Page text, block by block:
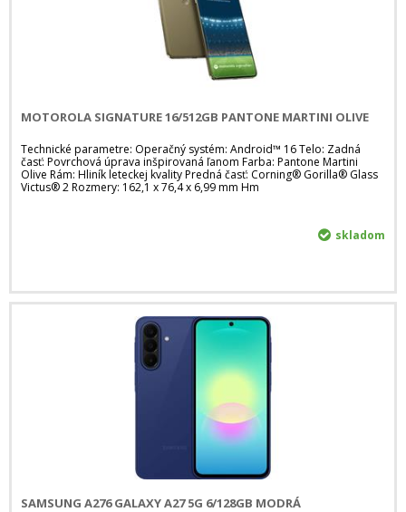
MOTOROLA SIGNATURE 16/512GB PANTONE MARTINI OLIVE
Technické parametre: Operačný systém: Android™ 16 Telo: Zadná
časť: Povrchová úprava inšpirovaná ľanom Farba: Pantone Martini
Olive Rám: Hliník leteckej kvality Predná časť: Corning® Gorilla® Glass
Victus® 2 Rozmery: 162,1 x 76,4 x 6,99 mm Hm
skladom
SAMSUNG A276 GALAXY A27 5G 6/128GB MODRÁ